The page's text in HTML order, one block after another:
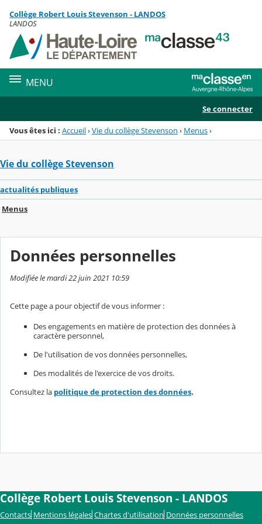
Menu de la rubrique
Contenu
Collège Robert Louis Stevenson - LANDOS
LANDOS
MENU
Se connecter
Vous êtes ici : Accueil›Vie du collège Stevenson › Menus›
Vie du collège Stevenson
actualités publiques
Menus
Données personnelles
Modifiée le mardi 22 juin 2021 10:59
Cette page a pour objectif de vous informer :
Des engagements en matière de protection des données à
caractère personnel,
De l'utilisation de vos données personnelles,
Des modalités de l'exercice de vos droits.
Consultez la politique de protection des données.
Collège Robert Louis Stevenson - LANDOS
Contacts Mentions légales Chartes d'utilisation Données personnelles